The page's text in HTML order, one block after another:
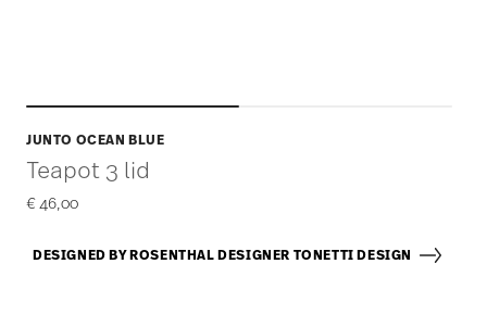
JUNTO OCEAN BLUE
Teapot 3 lid
€ 46,00
DESIGNED BY ROSENTHAL DESIGNER TONETTI DESIGN